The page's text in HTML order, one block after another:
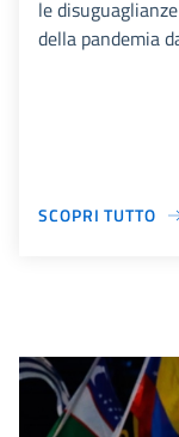
le
della pandemia
SCOPRI TUTTO